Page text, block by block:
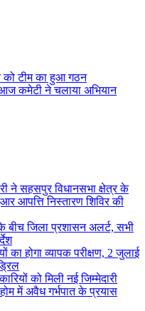
को टीम का हुआ गठन
आज कमेटी ने चलाया अभियान
ने सहसपुर विधानसभा क्षेत्र के
आपत्ति निस्तारण शिविर की
के बीच जिला प्रशासन अलर्ट, सभी
का होगा व्यापक परीक्षण, 2 जुलाई
को मिली नई जिम्मेदारी
में अवैध गर्भपात के प्रयास